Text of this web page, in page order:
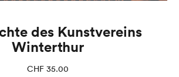
des Kunstvereins
Winterthur
CHF35.00